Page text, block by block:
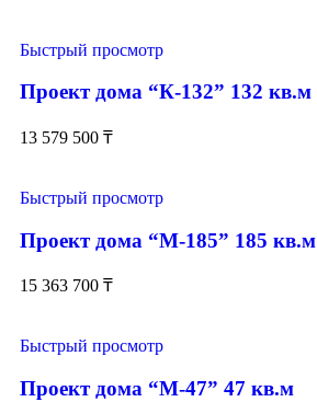
Быстрый просмотр
Проект дома “К-132” 132 кв.м
13 579 500 ₸
Быстрый просмотр
Проект дома “М-185” 185 кв.м
15 363 700 ₸
Быстрый просмотр
Проект дома “М-47” 47 кв.м